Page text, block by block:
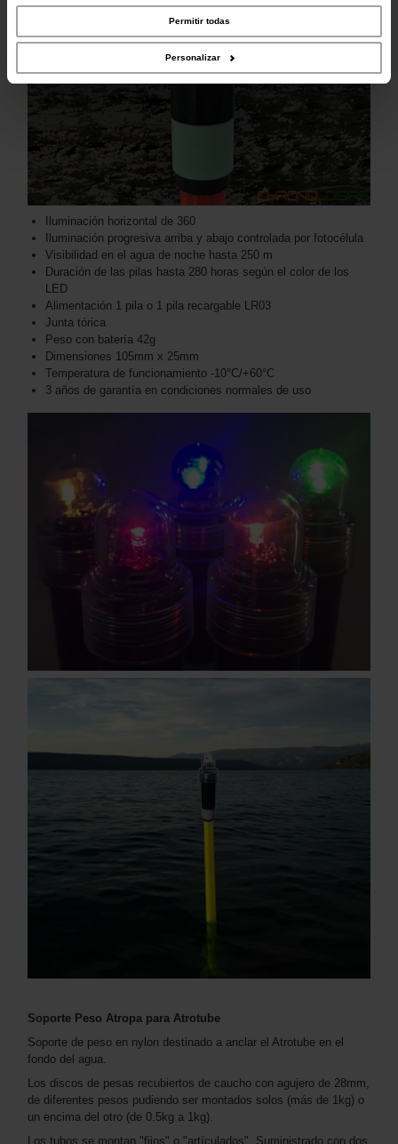
colaboradores de redes sociales, publicidad y análisis web, quienes pueden
combinarla con otra información que les haya proporcionado o que hayan
recopilado a partir del uso que haya hecho de sus servicios.
Permitir todas
Personalizar
Iluminación horizontal de 360
Iluminación progresiva arriba y abajo controlada por fotocélula
Visibilidad en el agua de noche hasta 250 m
Duración de las pilas hasta 280 horas según el color de los
LED
Alimentación 1 pila o 1 pila recargable LR03
Junta tórica
Peso con batería 42g
Dimensiones 105mm x 25mm
Temperatura de funcionamiento -10°C/+60°C
3 años de garantía en condiciones normales de uso
Soporte Peso Atropa para Atrotube
Soporte de peso en nylon destinado a anclar el Atrotube en el
fondo del agua.
Los discos de pesas recubiertos de caucho con agujero de 28mm,
de diferentes pesos pudiendo ser montados solos (más de 1kg) o
un encima del otro (de 0.5kg a 1kg).
Los tubos se montan "fijos" o "artículados". Suministrado con dos